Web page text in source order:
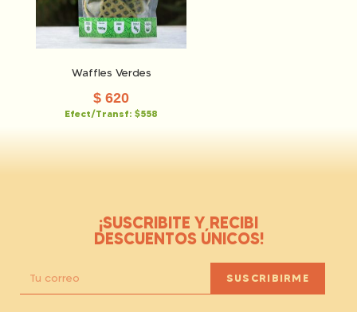
Waffles Verdes
$ 620
Efect/Transf: $558
¡SUSCRIBITE Y RECIBI
DESCUENTOS ÚNICOS!
SUSCRIBIRME